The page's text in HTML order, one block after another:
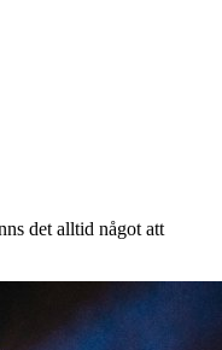
det alltid något att